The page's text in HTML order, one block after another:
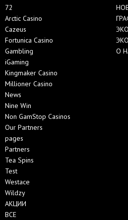
72
Arctic Casino
Cazeus
Fortunica Casino
Gambling
iGaming
Kingmaker Casino
Millioner Casino
News
Nine Win
Non GamStop Casinos
Our Partners
pages
Partners
Tea Spins
Test
Westace
Wildzy
АКЦИИ
ВСЕ
О